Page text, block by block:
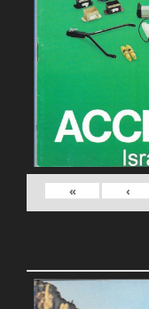
›
»